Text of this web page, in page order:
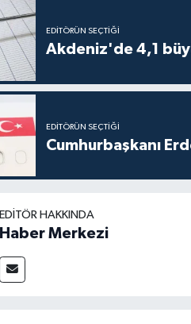
EDITÖRÜN SEÇTIĞI
Akdeniz'de 4,1
EDITÖRÜN SEÇTIĞI
Cumhurbaşkanı
EDITÖR HAKKINDA
Haber Merkezi